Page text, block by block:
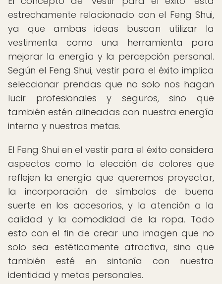
estrechamente relacionado con el Feng Shui,
ya que ambas ideas buscan utilizar la
vestimenta como una herramienta para
mejorar la energía y la percepción personal.
Según el Feng Shui, vestir para el éxito implica
seleccionar prendas que no solo nos hagan
lucir profesionales y seguros, sino que
también estén alineadas con nuestra energía
interna y nuestras metas.
El Feng Shui en el vestir para el éxito considera
aspectos como la elección de colores que
reflejen la energía que queremos proyectar,
la incorporación de símbolos de buena
suerte en los accesorios, y la atención a la
calidad y la comodidad de la ropa. Todo
esto con el fin de crear una imagen que no
solo sea estéticamente atractiva, sino que
también esté en sintonía con nuestra
identidad y metas personales.